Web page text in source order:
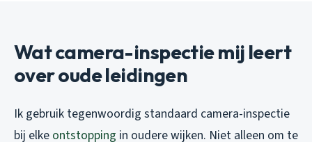
Wat camera-inspectie mij leert
over oude leidingen
Ik gebruik tegenwoordig standaard camera-inspectie
bij elke ontstopping in oudere wijken. Niet alleen om te